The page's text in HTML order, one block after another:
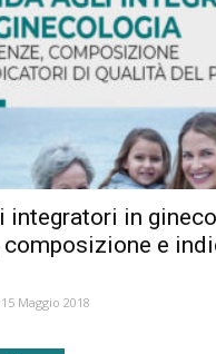
integratori in
composizione e
15 Maggio 2018